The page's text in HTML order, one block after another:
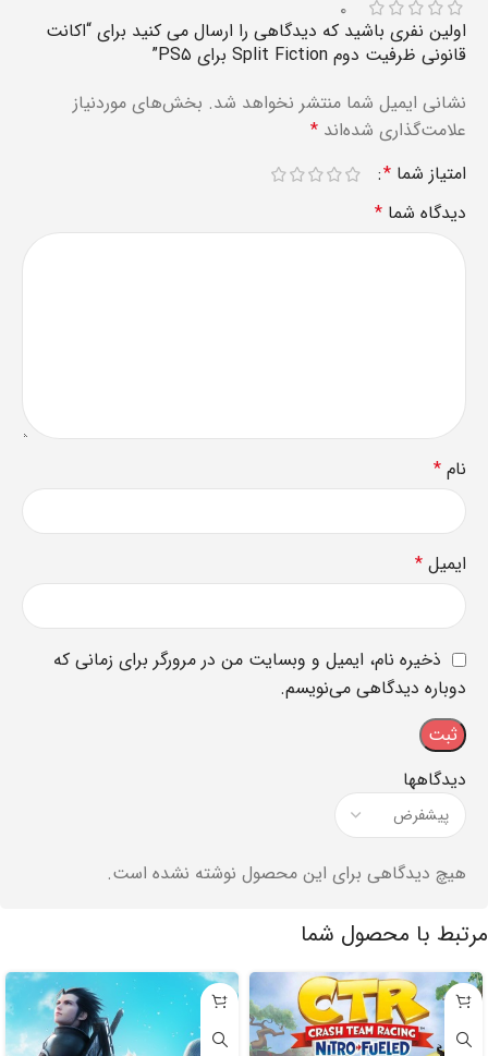
۰
دیدگاهها
هیچ دیدگاهی برای این محصول نوشته نشده است.
اولین نفری باشید که دیدگاهی را ارسال می کنید برای “اکانت
قانونی ظرفیت دوم Split Fiction برای PS۵”
نشانی ایمیل شما منتشر نخواهد شد. بخش‌های موردنیاز
علامت‌گذاری شده‌اند *
امتیاز شما *
دیدگاه شما *
نام *
ایمیل *
ذخیره نام، ایمیل و وبسایت من در مرورگر برای زمانی که
دوباره دیدگاهی می‌نویسم.
مرتبط با محصول شما